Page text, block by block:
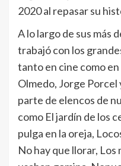
2020 al repasar su
A lo largo de sus más
trabajó con los
tanto en cine como
Olmedo, Jorge Porcel
parte de elencos de
como El jardín de los
pulga en la oreja,
No hay que llorar,